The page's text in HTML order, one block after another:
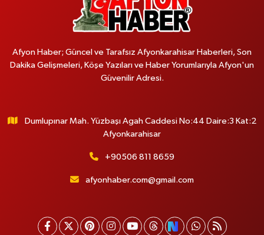
Afyon Haber; Güncel ve Tarafsız Afyonkarahisar Haberleri, Son
Dakika Gelişmeleri, Köşe Yazıları ve Haber Yorumlarıyla Afyon'un
Güvenilir Adresi.
Dumlupınar Mah. Yüzbaşı Agah Caddesi No:44 Daire:3 Kat:2
Afyonkarahisar
+90506 811 8659
afyonhaber.com@gmail.com